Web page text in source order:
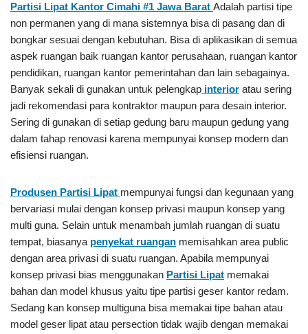
Partisi Lipat Kantor Cimahi #1 Jawa Barat Adalah partisi tipe
non permanen yang di mana sistemnya bisa di pasang dan di
bongkar sesuai dengan kebutuhan. Bisa di aplikasikan di semua
aspek ruangan baik ruangan kantor perusahaan, ruangan kantor
pendidikan, ruangan kantor pemerintahan dan lain sebagainya.
Banyak sekali di gunakan untuk pelengkap interior atau sering
jadi rekomendasi para kontraktor maupun para desain interior.
Sering di gunakan di setiap gedung baru maupun gedung yang
dalam tahap renovasi karena mempunyai konsep modern dan
efisiensi ruangan.
Produsen Partisi Lipat mempunyai fungsi dan kegunaan yang
bervariasi mulai dengan konsep privasi maupun konsep yang
multi guna. Selain untuk menambah jumlah ruangan di suatu
tempat, biasanya penyekat ruangan memisahkan area public
dengan area privasi di suatu ruangan. Apabila mempunyai
konsep privasi bias menggunakan Partisi Lipat memakai
bahan dan model khusus yaitu tipe partisi geser kantor redam.
Sedang kan konsep multiguna bisa memakai tipe bahan atau
model geser lipat atau persection tidak wajib dengan memakai